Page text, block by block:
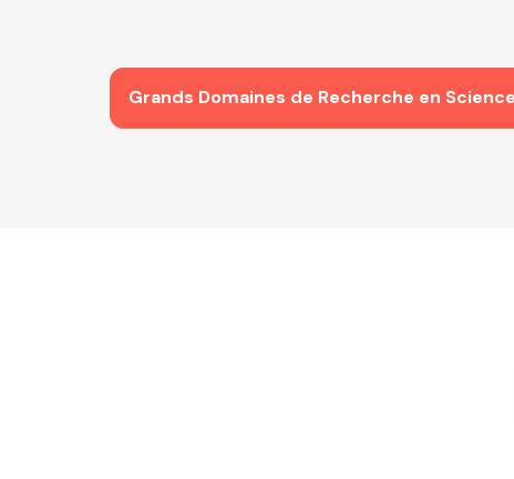
Grands Domaines de Recherche en